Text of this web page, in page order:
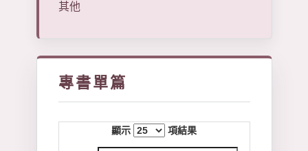
其他
專書單篇
顯示 項結果